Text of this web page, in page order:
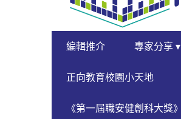
PRIMARY
NAVIGATION
編輯推介 專家分享 ▾
正向教育校園小天地
《第一屆職安健創科大獎》